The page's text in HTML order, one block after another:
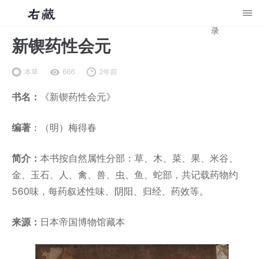
录
新锲药性会元
本草 666 2年前
书名： 《新锲药性会元》
编著 ：（明）梅得春
简介： 本书按自然属性分部：草、木、菜、果、米谷、
金、玉石、人、禽、兽、虫、鱼、蛇部，共记载药物约
560味，每药叙述性味、阴阳、归经、药效等。
来源： 日本帝国博物馆藏本